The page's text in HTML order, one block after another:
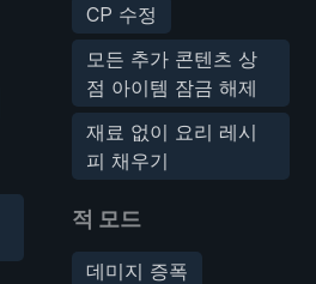
CP 수정
모든 추가 콘텐츠 상
점 아이템 잠금 해제
재료 없이 요리 레시
피 채우기
적 모드
데미지 증폭